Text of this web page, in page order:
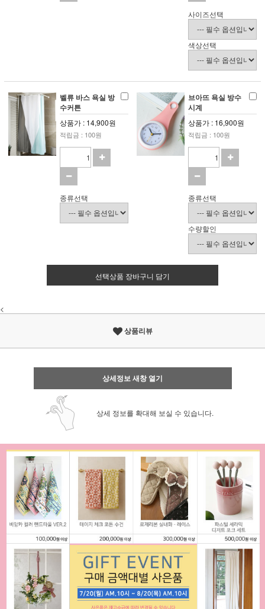
사이즈선택
색상선택
벨류 바스 욕실 방
수커튼
상품가 : 14,900원
적립금 : 100원
종류선택
브아뜨 욕실 방수
시계
상품가 : 16,900원
적립금 : 100원
종류선택
수량할인
선택상품 장바구니 담기
<
상품리뷰
상세정보 새창 열기
상세 정보를 확대해 보실 수 있습니다.